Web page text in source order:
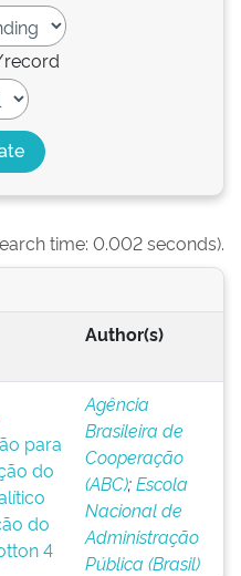
time: 0.002 seconds).
Author(s)
para
do
do
4
Agência
Brasileira de
Cooperação
(ABC);Escola
Nacional de
Administração
Pública (Brasil)